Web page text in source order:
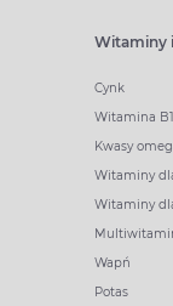
Witaminy
Cynk
Witamina
Kwasy
Witaminy
Witaminy
Wapń
Potas